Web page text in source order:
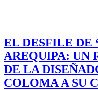
EL DESFILE DE
AREQUIPA: UN
DE LA
COLOMA A SU